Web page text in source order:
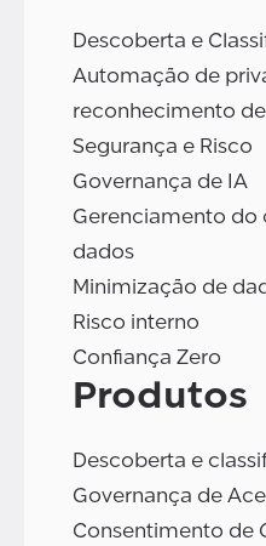
Descoberta e
Automação de
reconhecimento
Segurança e Risco
Governança de IA
Gerenciamento do
dados
Minimização de
Risco interno
Confiança Zero
Produtos
Descoberta e
Governança de
Consentimento de